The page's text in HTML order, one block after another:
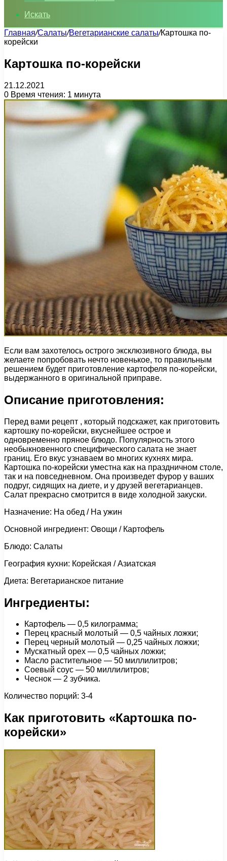
Искать
Главная/Салаты/Вегетарианские салаты/Картошка по-
корейски
Картошка по-корейски
21.12.2021
0 Время чтения: 1 минута
Если вам захотелось острого эксклюзивного блюда, вы
желаете попробовать нечто новенькое, то правильным
решением будет приготовление картофеля по-корейски,
выдержанного в оригинальной приправе.
Описание приготовления:
Перед вами рецепт , который подскажет, как приготовить
картошку по-корейски, вкуснейшее острое и
одновременно пряное блюдо. Популярность этого
необыкновенного специфического салата не знает
границ. Его вкус узнаваем во многих кухнях мира.
Картошка по-корейски уместна как на праздничном столе,
так и на повседневном. Она произведет фурор у ваших
подруг, сидящих на диете, и у друзей вегетарианцев.
Салат прекрасно смотрится в виде холодной закуски.
Назначение: На обед / На ужин
Основной ингредиент: Овощи / Картофель
Блюдо: Салаты
География кухни: Корейская / Азиатская
Диета: Вегетарианское питание
Ингредиенты:
Картофель — 0,5 килограмма;
Перец красный молотый — 0,5 чайных ложки;
Перец черный молотый — 0,25 чайных ложки;
Мускатный орех — 0,5 чайных ложки;
Масло растительное — 50 миллилитров;
Соевый соус — 50 миллилитров;
Чеснок — 2 зубчика.
Количество порций: 3-4
Как приготовить «Картошка по-
корейски»